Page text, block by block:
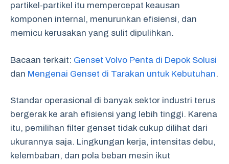
partikel-partikel itu mempercepat keausan
komponen internal, menurunkan efisiensi, dan
memicu kerusakan yang sulit dipulihkan.
Bacaan terkait: Genset Volvo Penta di Depok Solusi
dan Mengenai Genset di Tarakan untuk Kebutuhan.
Standar operasional di banyak sektor industri terus
bergerak ke arah efisiensi yang lebih tinggi. Karena
itu, pemilihan filter genset tidak cukup dilihat dari
ukurannya saja. Lingkungan kerja, intensitas debu,
kelembaban, dan pola beban mesin ikut